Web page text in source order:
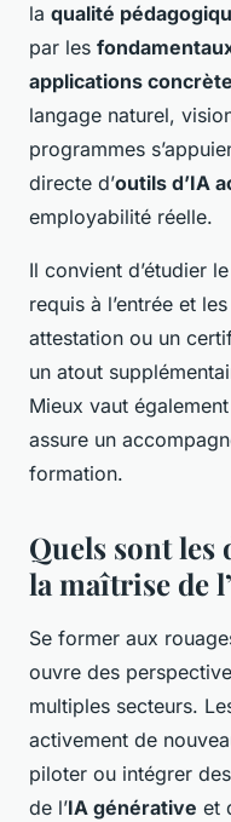
la qualité
par les
applications
langage naturel,
programmes
directe d’outils d’IA
employabilité réelle.
Il convient d’étudier
requis à l’entrée et
attestation ou un
un atout
Mieux vaut
assure un
formation.
Quels sont les
la maîtrise de
Se former aux
ouvre des
multiples secteurs.
activement de
piloter ou intégrer
de l’IA générative et